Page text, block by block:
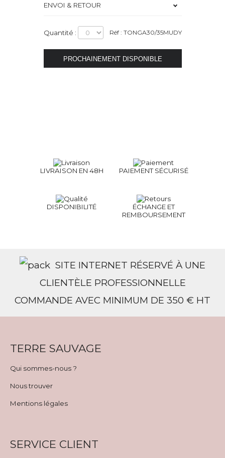
ENVOI & RETOUR
Quantité : Réf : TONGA30/35MUDY
LIVRAISON EN 48H PAIEMENT SÉCURISÉ
DISPONIBILITÉ
ÉCHANGE ET
REMBOURSEMENT
SITE INTERNET RÉSERVÉ À UNE
CLIENTÈLE PROFESSIONNELLE
COMMANDE AVEC MINIMUM DE 350 € HT
TERRE SAUVAGE
Qui sommes-nous ?
Nous trouver
Mentions légales
SERVICE CLIENT